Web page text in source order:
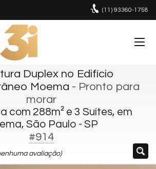
(11) 93360-1758
Duplex no Edifício
Moema - Pronto para
morar
com 288m² e 3 Suítes, em
São Paulo - SP
#914
avaliação)